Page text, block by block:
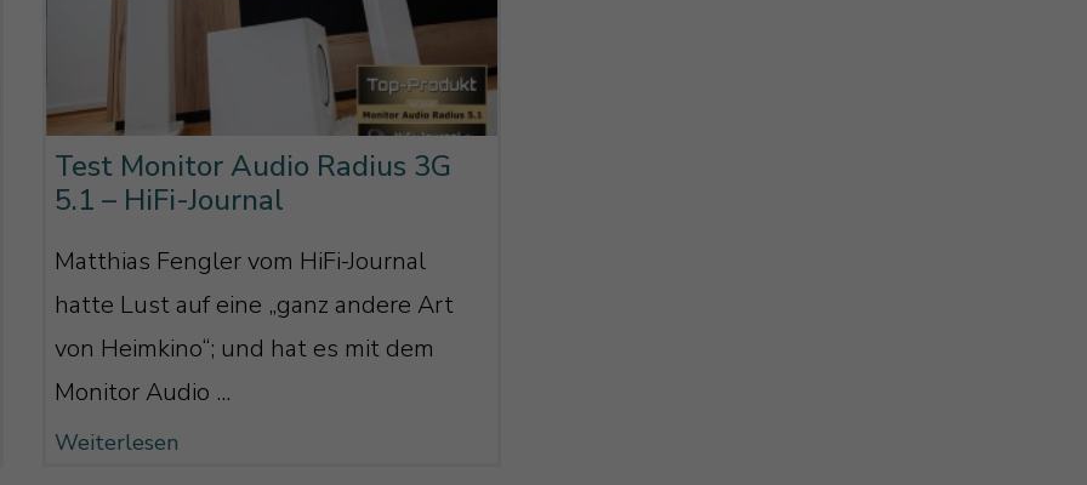
Test Monitor Audio Radius 3G
5.1 – HiFi-Journal
Matthias Fengler vom HiFi-Journal
hatte Lust auf eine „ganz andere Art
von Heimkino“; und hat es mit dem
Monitor Audio ...
Weiterlesen